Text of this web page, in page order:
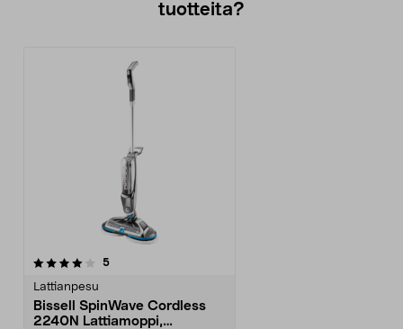
tuotteita?
5arvostelut
Lattianpesu
Bissell SpinWave Cordless
2240N Lattiamoppi,